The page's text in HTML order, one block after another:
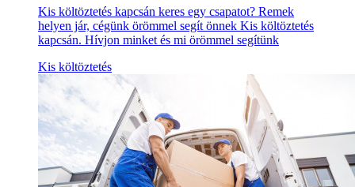
Kis költöztetés kapcsán keres egy csapatot? Remek
helyen jár, cégünk örömmel segít önnek Kis költöztetés
kapcsán. Hívjon minket és mi örömmel segítünk
Kis költöztetés